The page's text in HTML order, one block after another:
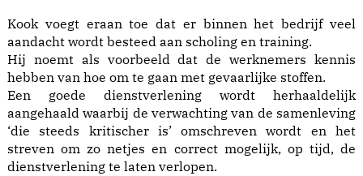
Kook voegt eraan toe dat er binnen het bedrijf veel
aandacht wordt besteed aan scholing en training.
Hij noemt als voorbeeld dat de werknemers kennis
hebben van hoe om te gaan met gevaarlijke stoffen.
Een goede dienstverlening wordt herhaaldelijk
aangehaald waarbij de verwachting van de samenleving
‘die steeds kritischer is’ omschreven wordt en het
streven om zo netjes en correct mogelijk, op tijd, de
dienstverlening te laten verlopen.